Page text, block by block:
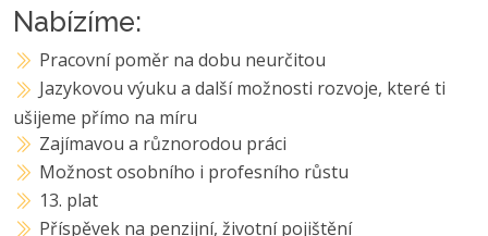
Nabízíme:
Pracovní poměr na dobu neurčitou
Jazykovou výuku a další možnosti rozvoje, které ti
ušijeme přímo na míru
Zajímavou a různorodou práci
Možnost osobního i profesního růstu
13. plat
Příspěvek na penzijní, životní pojištění